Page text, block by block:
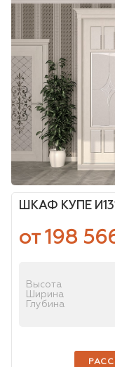
ШКАФ КУПЕ
от 198
Высота
Ширина
Глубина